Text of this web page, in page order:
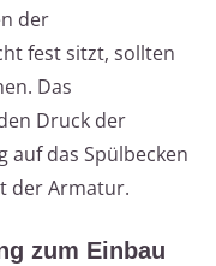
der
fest sitzt, sollten
Das
Druck der
auf das Spülbecken
der Armatur.
zum Einbau